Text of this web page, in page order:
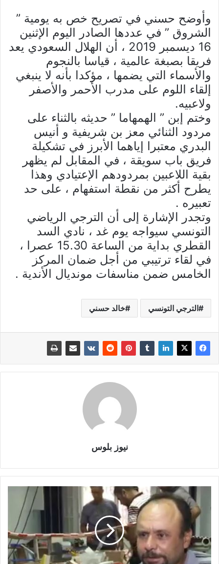
وأوضح حسني في تصريح خص به يومية ”
الشروق ” في عددها الصادر اليوم الإثنين
16 ديسمبر 2019 ، أن الهلال السعودي يعد
فريقا بصبغة عالمية ، قياسا بالنجوم
والأسماء التي يضمها ، مؤكدا بأنه لا ينبغي
إلقاء اللوم على مدرب الأحمر والأصفر
ولاعبيه.
وختم إبن ” الهمهاما ” حديثه بالثناء على
مردود الثنائي معز بن شريفية و أنيس
البدري معتبرا إياهما الأبرز في تشكيلة
فريق باب سويقة ، في المقابل لم يظهر
بقية اللاعبين بمردودهم الإعتيادي وهذا
يطرح أكثر من نقطة استفهام ، على حد
تعبيره .
وتجدر الإشارة إلى أن الترجي الرياضي
التونسي سيواجه يوم غد ، نادي السد
القطري بداية من الساعة 15.30 عصرا ،
في لقاء ترتيبي من أجل ضمان المركز
الخامس ضمن مناسفات مونديال الأندية .
الترجي التونسي خالد حسني
نيوز بلوس